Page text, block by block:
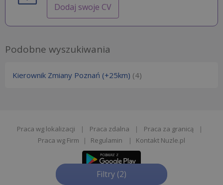
Filtry (2)
Dodaj swoje CV
Podobne wyszukiwania
Kierownik Zmiany Poznań (+25km) (4)
Praca wg lokalizacji | Praca zdalna | Praca za granicą
|
Praca wg Firm
| Regulamin | Kontakt Nuzle.pl